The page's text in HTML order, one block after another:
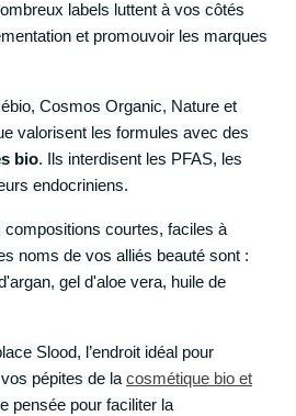
labels luttent à vos côtés
et promouvoir les marques
Cosmos Organic, Nature et
valorisent les formules avec des
bio. Ils interdisent les PFAS, les
endocriniens.
compositions courtes, faciles à
noms de vos alliés beauté sont :
gel d'aloe vera, huile de
Slood, l’endroit idéal pour
pépites de lacosmétique bio et
pensée pour faciliter la